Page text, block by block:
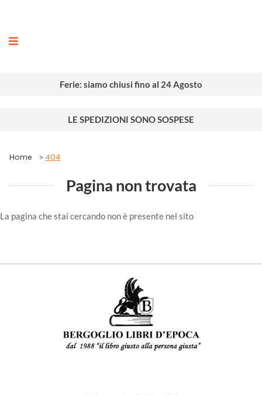
Ferie: siamo chiusi fino al 24 Agosto
LE SPEDIZIONI SONO SOSPESE
Home 404
Pagina non trovata
La pagina che stai cercando non è presente nel sito